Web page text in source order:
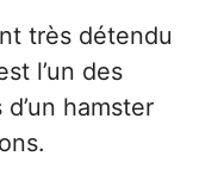
très détendu
l’un des
hamster